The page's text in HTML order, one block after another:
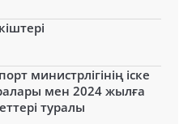
министрлігінің іске
мен 2024 жылға
туралы